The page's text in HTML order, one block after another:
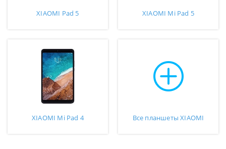
XIAOMI Pad 5 XIAOMI Mi Pad 5
XIAOMI Mi Pad 4 Все планшеты XIAOMI